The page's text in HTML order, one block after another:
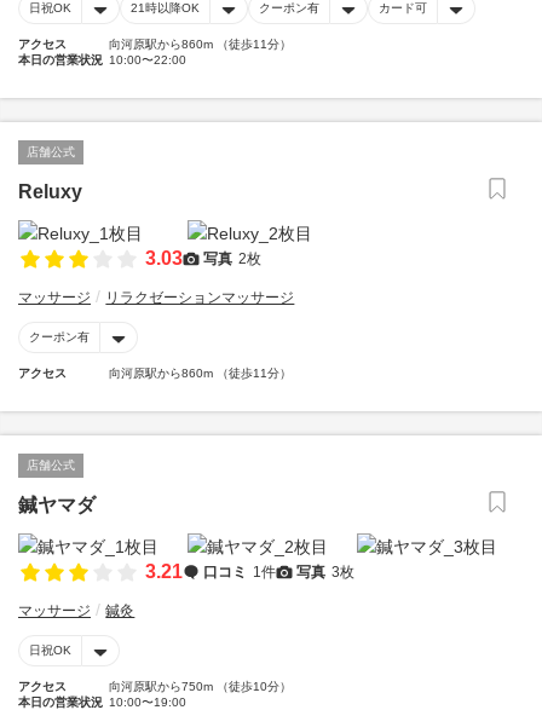
日祝OK 21時以降OK クーポン有 カード可
アクセス
向河原駅から860m （徒歩11分）
本日の営業状況 10:00〜22:00
店舗公式
Reluxy
3.03 写真 2枚
マッサージ リラクゼーションマッサージ
クーポン有
アクセス 向河原駅から860m （徒歩11分）
店舗公式
鍼ヤマダ
3.21 口コミ 1件 写真 3枚
マッサージ 鍼灸
日祝OK
アクセス
向河原駅から750m （徒歩10分）
本日の営業状況 10:00〜19:00